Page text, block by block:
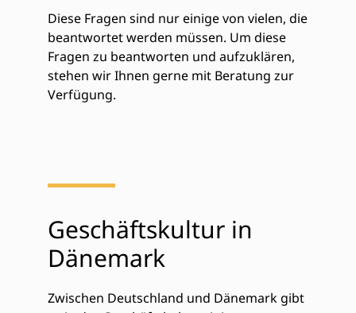
Diese Fragen sind nur einige von vielen, die
beantwortet werden müssen. Um diese
Fragen zu beantworten und aufzuklären,
stehen wir Ihnen gerne mit Beratung zur
Verfügung.
Geschäftskultur in
Dänemark
Zwischen Deutschland und Dänemark gibt